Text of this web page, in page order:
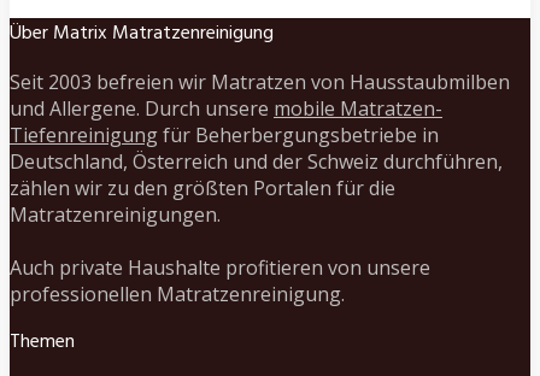
Über Matrix Matratzenreinigung
Seit 2003 befreien wir Matratzen von Hausstaubmilben
und Allergene. Durch unsere mobile Matratzen-
Tiefenreinigungfür Beherbergungsbetriebe in
Deutschland, Österreich und der Schweiz durchführen,
zählen wir zu den größten Portalen für die
Matratzenreinigungen.
Auch private Haushalte profitieren von unsere
professionellen Matratzenreinigung.
Themen